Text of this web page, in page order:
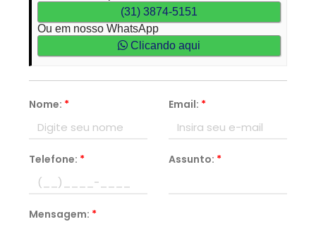
(31) 3874-5151
Ou em nosso WhatsApp
Clicando aqui
Nome: * Email: *
Telefone: * Assunto: *
Mensagem: *